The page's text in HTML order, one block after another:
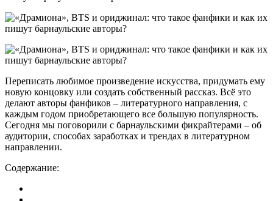
Переписать любимое произведение искусства, придумать ему
новую концовку или создать собственный рассказ. Всё это
делают авторы фанфиков – литературного направления, с
каждым годом приобретающего все большую популярность.
Сегодня мы поговорили с барнаульскими фикрайтерами – об
аудитории, способах заработках и трендах в литературном
направлении.
Содержание: